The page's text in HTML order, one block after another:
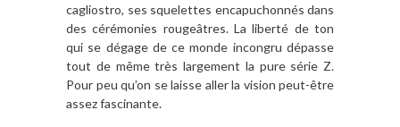
cagliostro, ses squelettes encapuchonnés dans
des cérémonies rougeâtres. La liberté de ton
qui se dégage de ce monde incongru dépasse
tout de même très largement la pure série Z.
Pour peu qu’on se laisse aller la vision peut-être
assez fascinante.